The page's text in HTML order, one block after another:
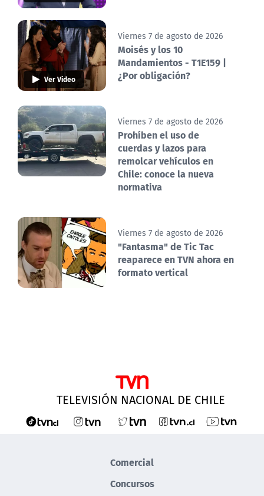
Ver Video
Viernes 7 de agosto de 2026
Moisés y los 10
Mandamientos - T1E159 |
¿Por obligación?
Viernes 7 de agosto de 2026
Prohíben el uso de
cuerdas y lazos para
remolcar vehículos en
Chile: conoce la nueva
normativa
Viernes 7 de agosto de 2026
"Fantasma" de Tic Tac
reaparece en TVN ahora en
formato vertical
TELEVISIÓN NACIONAL DE CHILE
Comercial
Concursos